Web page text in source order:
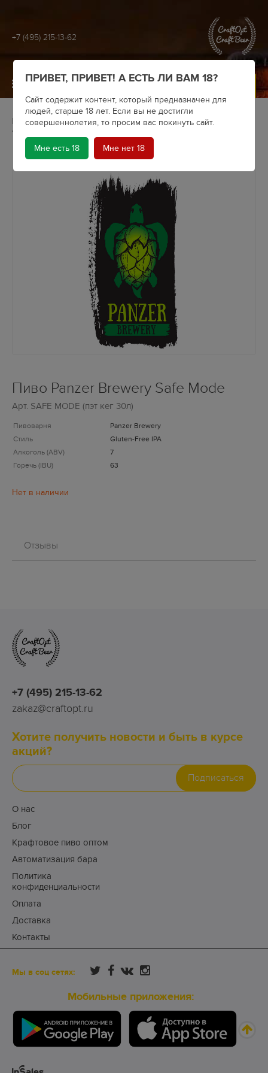
+7 (495) 215-13-62
МЕНЮ
Главная Крафтовое пиво
Пивоварни
Пиво Panzer Brewery Safe Mode
Арт. SAFE MODE (пэт кег 30л)
Пивоварня
Panzer Brewery
Стиль
Gluten-Free IPA
Алкоголь (ABV)
7
Горечь (IBU)
63
Отзывы
+7 (495) 215-13-62
zakaz@craftopt.ru
Хотите получить новости и быть в курсе
акций?
Подписаться
О нас
Блог
Крафтовое пиво оптом
Автоматизация бара
Политика
конфиденциальности
Оплата
Доставка
Контакты
Мы в соц сетях:
Мобильные приложения:
ПРИВЕТ, ПРИВЕТ! А ЕСТЬ ЛИ ВАМ 18?
Сайт содержит контент, который предназначен для
людей, старше 18 лет. Если вы не достигли
совершеннолетия, то просим вас покинуть сайт.
Мне есть 18 Мне нет 18